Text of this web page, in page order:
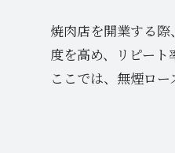
焼肉店を開業する
度を高め、リピー
ここでは、無煙ロ